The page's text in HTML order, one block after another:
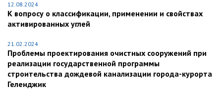
12.08.2024
К вопросу о классификации, применении и свойствах
активированных углей
21.02.2024
Проблемы проектирования очистных сооружений при
реализации государственной программы
строительства дождевой канализации города-курорта
Геленджик